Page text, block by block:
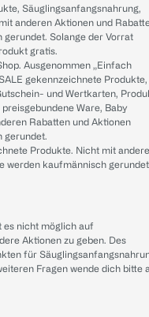
Säuglingsanfangsnahrung,
anderen Aktionen und
Solange der Vorrat
gratis.
Ausgenommen „Einfach
gekennzeichnete Produkte,
und Wertkarten,
preisgebundene Ware, Baby
Rabatten und Aktionen
gerundet.
Produkte. Nicht mit
werden kaufmännisch
es nicht möglich auf
Aktionen zu geben. Des
für
Fragen wende dich bitte